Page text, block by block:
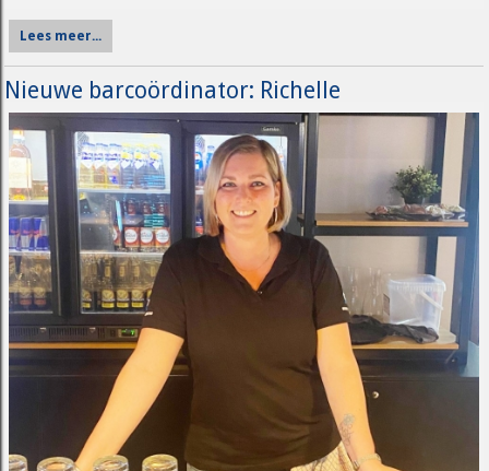
Lees meer...
Nieuwe barcoördinator: Richelle